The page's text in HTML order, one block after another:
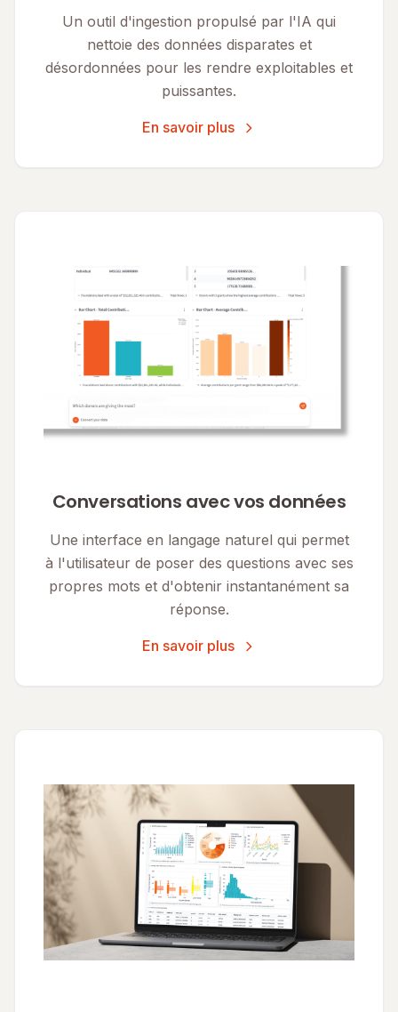
Un outil d'ingestion propulsé par l'IA qui
nettoie des données disparates et
désordonnées pour les rendre exploitables et
puissantes.
En savoir plus
Conversations avec vos données
Une interface en langage naturel qui permet
à l'utilisateur de poser des questions avec ses
propres mots et d'obtenir instantanément sa
réponse.
En savoir plus